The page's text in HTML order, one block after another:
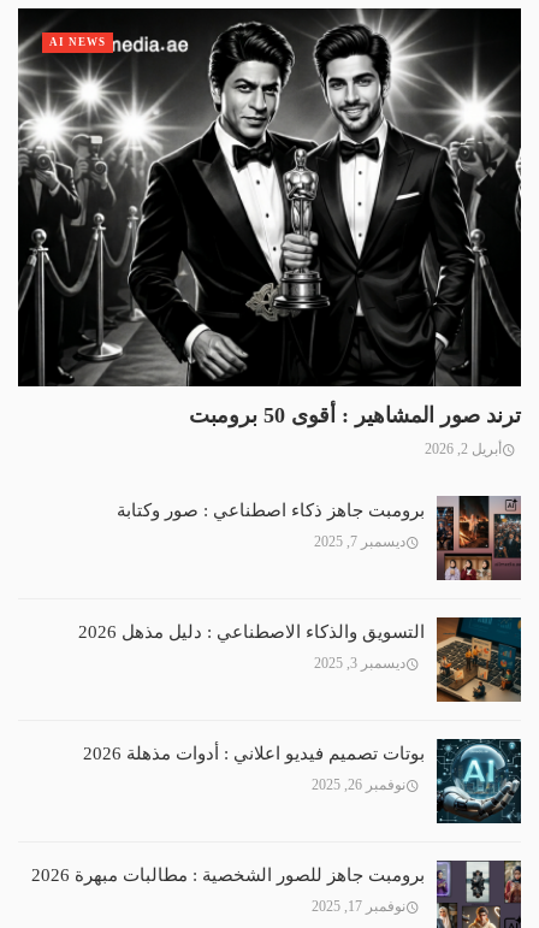
ترند صور المشاهير : أقوى 50 برومبت
أبريل 2, 2026
AI NEWS
برومبت جاهز ذكاء اصطناعي : صور وكتابة
ديسمبر 7, 2025
التسويق والذكاء الاصطناعي : دليل مذهل 2026
ديسمبر 3, 2025
بوتات تصميم فيديو اعلاني : أدوات مذهلة 2026
نوفمبر 26, 2025
برومبت جاهز للصور الشخصية : مطالبات مبهرة 2026
نوفمبر 17, 2025